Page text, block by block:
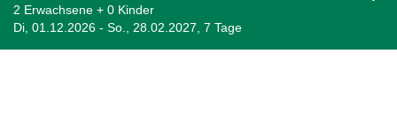
2 Erwachsene + 0 Kinder
Di, 01.12.2026 - So., 28.02.2027, 7 Tage